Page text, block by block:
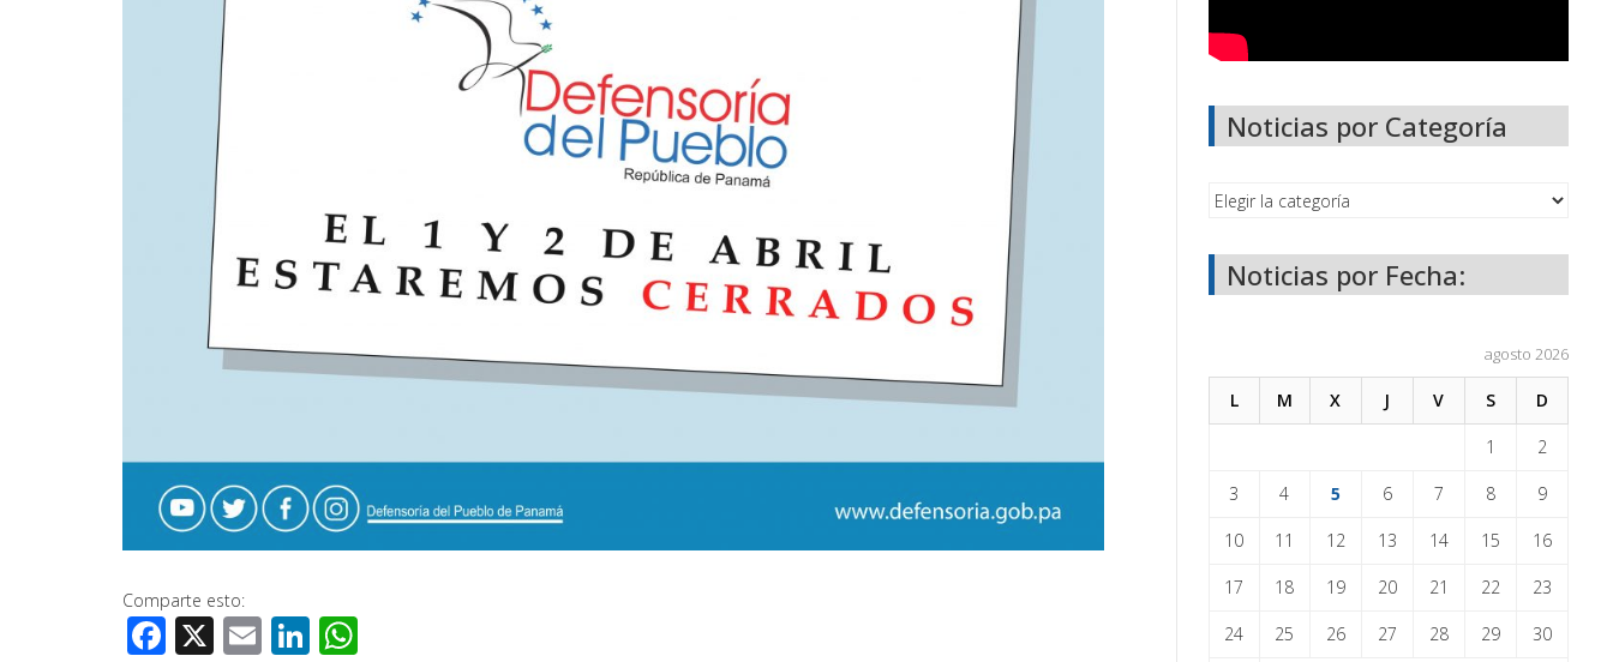
Comparte esto:
Facebook
X EmailLinkedIn
Noticias por Categoría
Noticias por Fecha:
agosto 2026
L M X J V S D
1 2
3 4 5 6 7 8 9
10 11 12 13 14 15 16
17 18 19 20 21 22 23
24 25 26 27 28 29 30